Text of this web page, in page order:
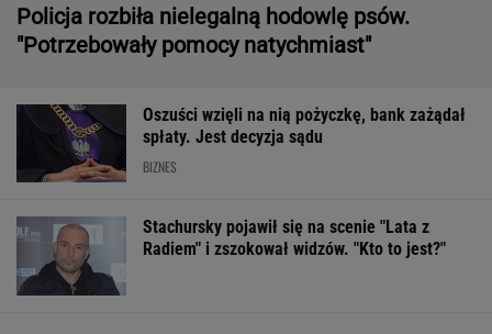
Policja rozbiła nielegalną hodowlę psów.
"Potrzebowały pomocy natychmiast"
Oszuści wzięli na nią pożyczkę, bank zażądał
spłaty. Jest decyzja sądu
BIZNES
Stachursky pojawił się na scenie "Lata z
Radiem" i zszokował widzów. "Kto to jest?"